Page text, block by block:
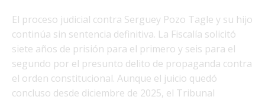
El proceso judicial contra Serguey Pozo Tagle y su hijo
continúa sin sentencia definitiva. La Fiscalía solicitó
siete años de prisión para el primero y seis para el
segundo por el presunto delito de propaganda contra
el orden constitucional. Aunque el juicio quedó
concluso desde diciembre de 2025, el Tribunal